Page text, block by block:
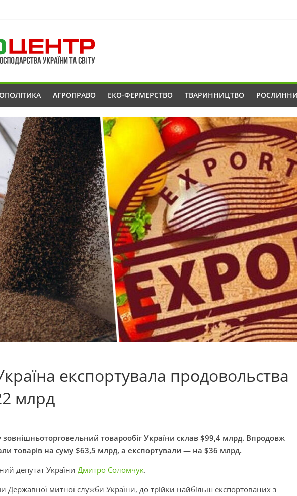
АГРОПРАВО ЕКО-ФЕРМЕРСТВО ТВАРИННИЦТВО
експортувала продовольства
млрд
товарообіг України склав $99,4 млрд. Впродовж
товарів на суму $63,5 млрд, а експортували — на $36 млрд.
депутат України Дмитро Соломчук.
Державної митної служби України, до трійки найбільш експортованих з